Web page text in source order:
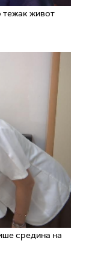
тежак живот
средина на